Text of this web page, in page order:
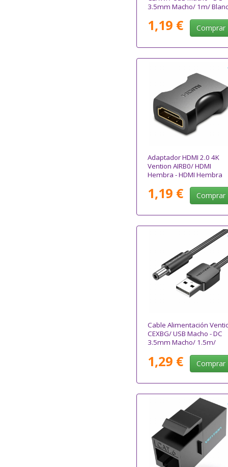
3.5mm Macho/ 1m/
1,19 € Comprar
Adaptador HDMI 2.0 4K
Vention AIRB0/ HDMI
Hembra - HDMI Hembra
1,19 € Comprar
Cable Alimentación
CEXBG/ USB Macho - DC
3.5mm Macho/ 1.5m/
1,29 € Comprar